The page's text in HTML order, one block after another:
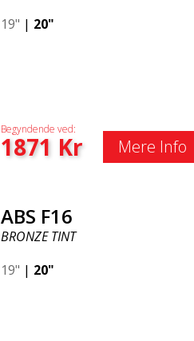
19" | 20"
Begyndende ved:
1871 Kr Mere Info
ABS F16
BRONZE TINT
19" | 20"